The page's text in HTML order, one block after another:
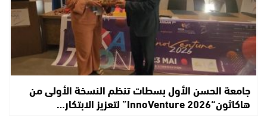
جامعة الحسن الأول بسطات تنظم النسخة الأولى من
هاكاثون“InnoVenture 2026” لتعزيز الابتكار…